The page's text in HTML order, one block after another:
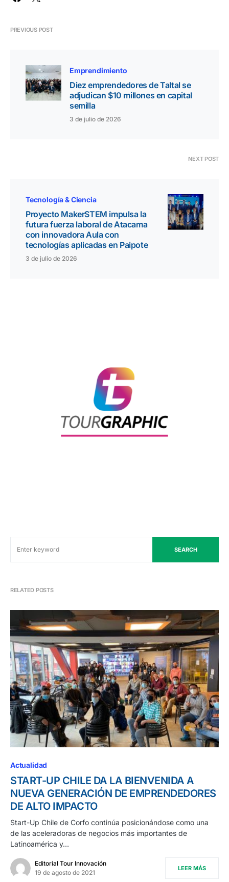
PREVIOUS POST
Emprendimiento
Diez emprendedores de Taltal se
adjudican $10 millones en capital
semilla
3 de julio de 2026
NEXT POST
Tecnología & Ciencia
Proyecto MakerSTEM impulsa la
futura fuerza laboral de Atacama
con innovadora Aula con
tecnologías aplicadas en Paipote
3 de julio de 2026
SEARCH
RELATED POSTS
Actualidad
START-UP CHILE DA LA BIENVENIDA A
NUEVA GENERACIÓN DE EMPRENDEDORES
DE ALTO IMPACTO
Start-Up Chile de Corfo continúa posicionándose como una
de las aceleradoras de negocios más importantes de
Latinoamérica y…
Editorial Tour Innovación
19 de agosto de 2021
LEER MÁS